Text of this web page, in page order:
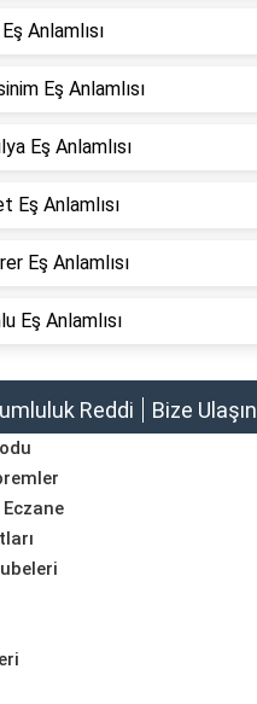
Anlamlısı
Eş Anlamlısı
Eş Anlamlısı
Eş Anlamlısı
Eş Anlamlısı
Eş Anlamlısı
Reddi Bize Ulaşın